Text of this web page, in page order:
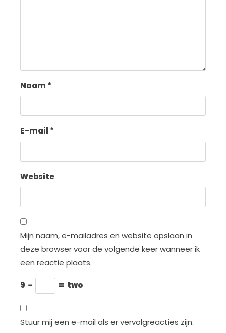
Naam *
E-mail *
Website
Mijn naam, e-mailadres en website opslaan in
deze browser voor de volgende keer wanneer ik
een reactie plaats.
9 − = two
Stuur mij een e-mail als er vervolgreacties zijn.